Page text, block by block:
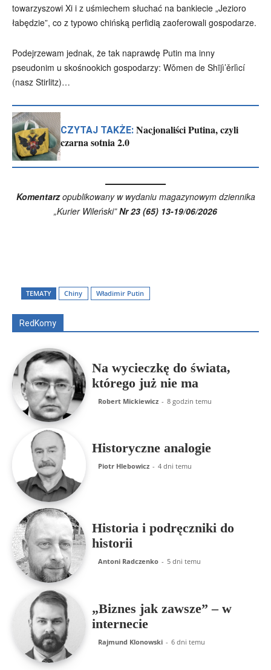
towarzyszowi Xi i z uśmiechem słuchać na bankiecie „Jezioro
łabędzie”, co z typowo chińską perfidią zaoferowali gospodarze.
Podejrzewam jednak, że tak naprawdę Putin ma inny
pseudonim u skośnookich gospodarzy: Wǒmen de Shījì’ěrlìcí
(nasz Stirlitz)…
CZYTAJ TAKŻE: Nacjonaliści Putina, czyli
czarna sotnia 2.0
Komentarzopublikowany w wydaniu magazynowym dziennika
„Kurier Wileński”Nr 23 (65) 13-19/06/2026
TEMATY Chiny Władimir Putin
RedKomy
Artur Płokszto
ks. Jarosław Wąsowicz SDB
Na wycieczkę do świata,
którego już nie ma
Robert Mickiewicz - 8 godzin temu
Historyczne analogie
Piotr Hlebowicz - 4 dni temu
Historia i podręczniki do
historii
Antoni Radczenko - 5 dni temu
„Biznes jak zawsze” – w
internecie
Rajmund Klonowski - 6 dni temu